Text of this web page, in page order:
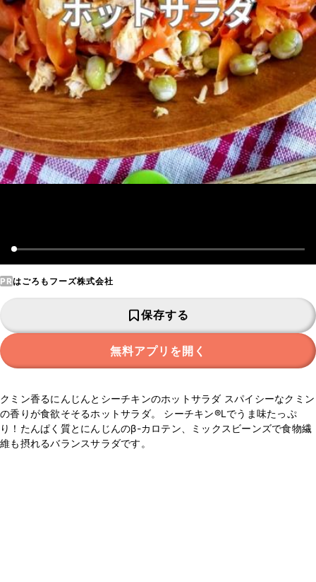
PRはごろもフーズ株式会社
保存する
無料アプリを開く
クミン香るにんじんとシーチキンのホットサラダ スパイシーなクミン
の香りが食欲そそるホットサラダ。 シーチキン®️Lでうま味たっぷ
り！たんぱく質とにんじんのβ-カロテン、ミックスビーンズで食物繊
維も摂れるバランスサラダです。